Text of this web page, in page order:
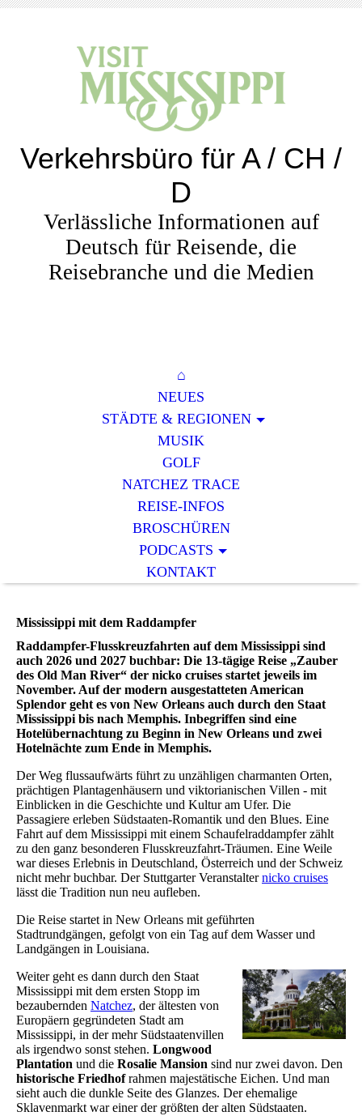
Verkehrsbüro für A / CH /
D
Verlässliche Informationen auf
Deutsch für Reisende, die
Reisebranche und die Medien
⌂
NEUES
STÄDTE & REGIONEN
MUSIK
GOLF
NATCHEZ TRACE
REISE-INFOS
BROSCHÜREN
PODCASTS
KONTAKT
Mississippi mit dem Raddampfer
Raddampfer-Flusskreuzfahrten auf dem Mississippi sind
auch 2026 und 2027 buchbar: Die 13-tägige Reise „Zauber
des Old Man River“ der nicko cruises startet jeweils im
November. Auf der modern ausgestatteten American
Splendor geht es von New Orleans auch durch den Staat
Mississippi bis nach Memphis. Inbegriffen sind eine
Hotelübernachtung zu Beginn in New Orleans und zwei
Hotelnächte zum Ende in Memphis.
Der Weg flussaufwärts führt zu unzähligen charmanten Orten,
prächtigen Plantagenhäusern und viktorianischen Villen - mit
Einblicken in die Geschichte und Kultur am Ufer. Die
Passagiere erleben Südstaaten-Romantik und den Blues. Eine
Fahrt auf dem Mississippi mit einem Schaufelraddampfer zählt
zu den ganz besonderen Flusskreuzfahrt-Träumen. Eine Weile
war dieses Erlebnis in Deutschland, Österreich und der Schweiz
nicht mehr buchbar. Der Stuttgarter Veranstalternicko cruises
lässt die Tradition nun neu aufleben.
Die Reise startet in New Orleans mit geführten
Stadtrundgängen, gefolgt von ein Tag auf dem Wasser und
Landgängen in Louisiana.
Weiter geht es dann durch den Staat
Mississippi mit dem ersten Stopp im
bezaubernden Natchez, der ältesten von
Europäern gegründeten Stadt am
Mississippi, in der mehr Südstaatenvillen
als irgendwo sonst stehen. Longwood
Plantation und die Rosalie Mansion sind nur zwei davon. Den
historische Friedhofrahmen majestätische Eichen. Und man
sieht auch die dunkle Seite des Glanzes. Der ehemalige
Sklavenmarkt war einer der größten der alten Südstaaten.